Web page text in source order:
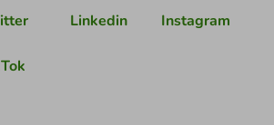
Linkedin Instagram